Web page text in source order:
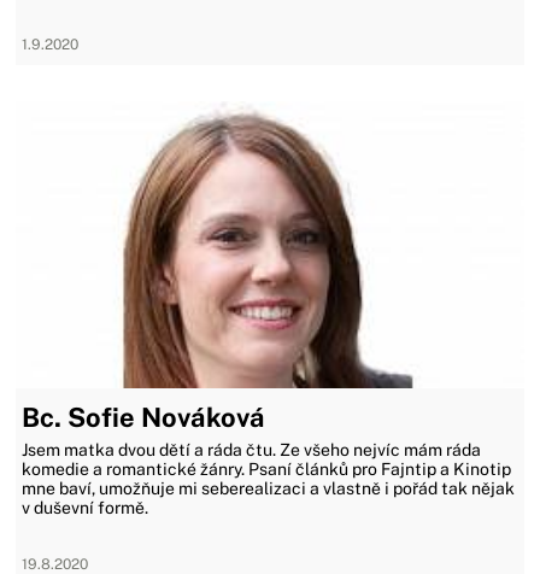
1.9.2020
Bc. Sofie Nováková
Jsem matka dvou dětí a ráda čtu. Ze všeho nejvíc mám ráda
komedie a romantické žánry. Psaní článků pro Fajntip a Kinotip
mne baví, umožňuje mi seberealizaci a vlastně i pořád tak nějak
v duševní formě.
19.8.2020